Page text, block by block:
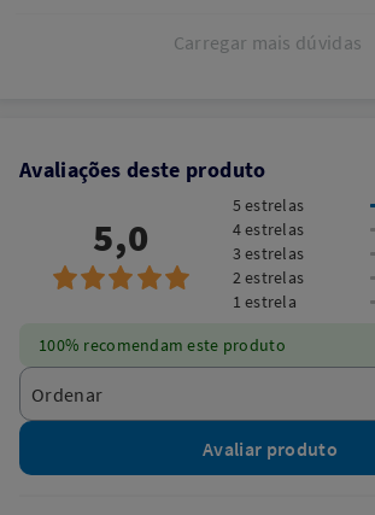
Carregar mais dúvidas
Avaliações deste produto
5,0
5 estrelas
4 estrelas
3 estrelas
2 estrelas
1 estrela
100% recomendam este produto
Avaliar produto